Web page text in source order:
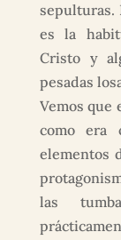
sepulturas.
es la
Cristo y
pesadas
Vemos que
como era
elementos
las